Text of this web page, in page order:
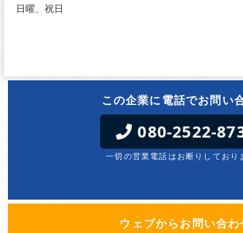
日曜、祝日
この企業に電話でお問い
080-2522-
一切の営業電話はお断りしており
ウェブからお問い合わ